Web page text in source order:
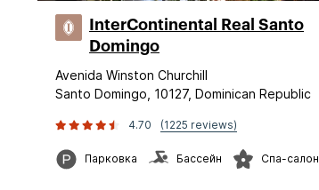
InterContinental Real Santo
Domingo
Avenida Winston Churchill
Santo Domingo, 10127, Dominican Republic
4.70 (1225 reviews)
Парковка Бассейн Спа-салон